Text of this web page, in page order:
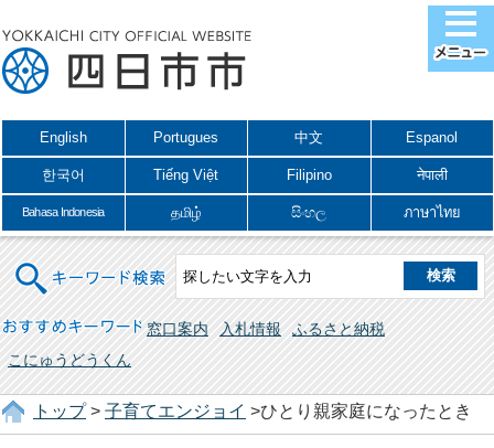
English Portugues 中文 Espanol
한국어 Tiếng Việt Filipino नेपाली
Bahasa Indonesia தமிழ் සිංහල ภาษาไทย
キーワード検索
おすすめキーワード 窓口案内 入札情報
ふるさと納税
こにゅうどうくん
トップ> 子育てエンジョイ >ひとり親家庭になったとき